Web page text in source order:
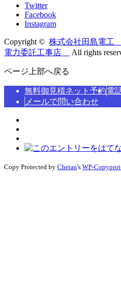
Twitter
Facebook
Instagram
Copyright © 株式会社田島電工
電力委託工事店
All rights
ページ上部へ戻る
無料御見積ネット予約電
メールで問い合わせ
Copy Protected by Chetan's WP-